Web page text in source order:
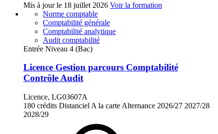
Mis à jour le 18 juillet 2026 Voir la formation
Norme comptable
Comptabilité générale
Comptabilité analytique
Audit comptabilité
Entrée Niveau 4 (Bac)
Licence Gestion parcours Comptabilité
Contrôle Audit
Licence, LG03607A
180 crédits Distanciel A la carte Alternance 2026/27 2027/28
2028/29